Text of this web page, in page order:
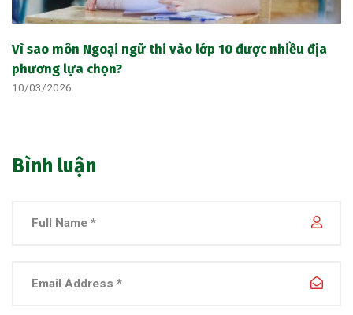
Vì sao môn Ngoại ngữ thi vào lớp 10 được nhiều địa
phương lựa chọn?
10/03/2026
Bình luận